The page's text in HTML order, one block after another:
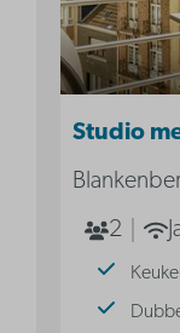
Studio
2